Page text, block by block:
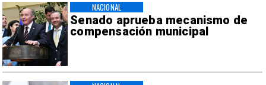
Senado aprueba mecanismo de
compensación municipal
NACIONAL